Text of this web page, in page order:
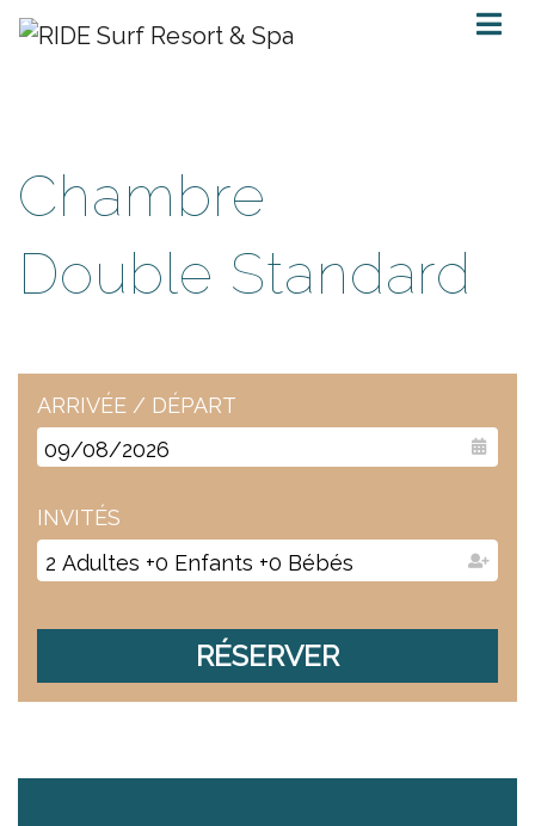
Chambre
Double Standard
ARRIVÉE / DÉPART
INVITÉS
2 Adultes +0 Enfants +0 Bébés
RÉSERVER